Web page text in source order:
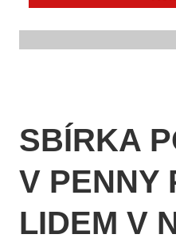
SBÍRKA
V PENNY
LIDEM V